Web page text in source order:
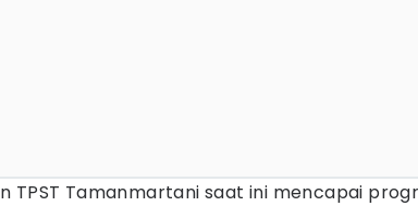
TPST Tamanmartani saat ini mencapai